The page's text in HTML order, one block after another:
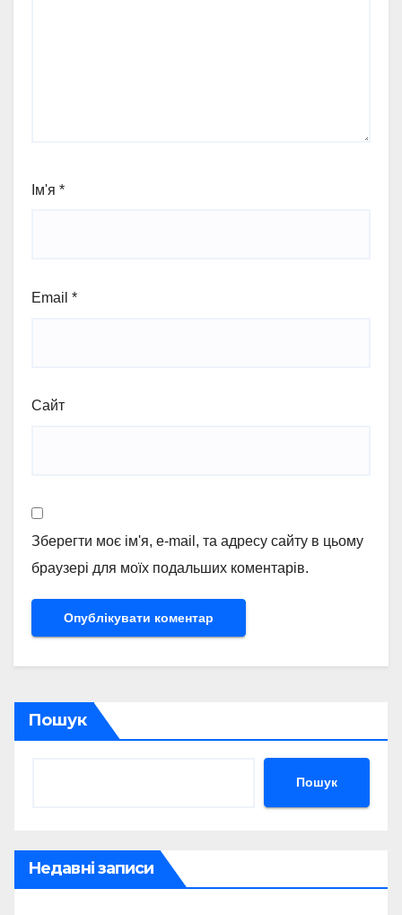
Ім'я *
Email *
Сайт
Зберегти моє ім'я, e-mail, та адресу сайту в цьому
браузері для моїх подальших коментарів.
Пошук
Пошук
Недавні записи